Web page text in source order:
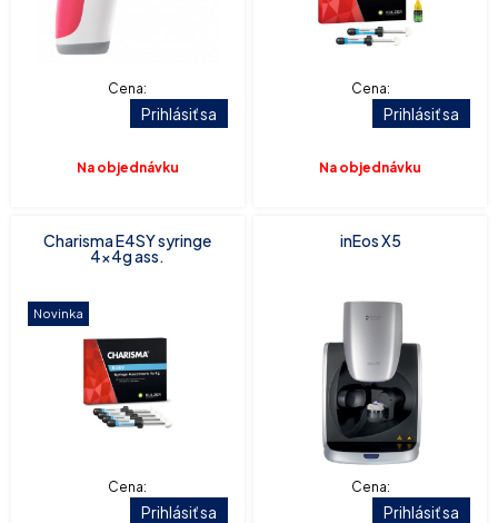
Cena:
Prihlásiť sa
Na objednávku
Cena:
Prihlásiť sa
Na objednávku
Charisma E4SY syringe
4x4g ass.
Novinka
Cena:
Prihlásiť sa
inEos X5
Cena:
Prihlásiť sa